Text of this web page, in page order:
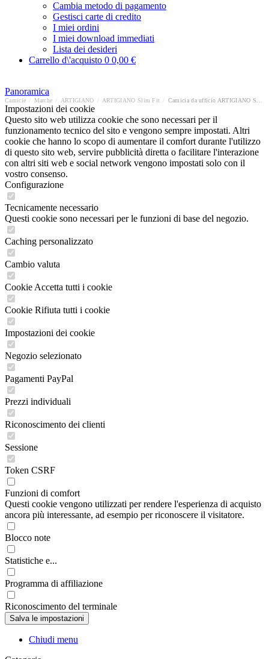
Cambia metodo di pagamento
Gestisci carte di credito
I miei ordini
I miei download immediati
Lista dei desideri
Carrello d\'acquisto 0 0,00 €
Panoramica
Camicie Marche ARTIGIANO ARTIGIANO Slim Fit
Impostazioni dei cookie
Questo sito web utilizza cookie che sono necessari per il
funzionamento tecnico del sito e vengono sempre impostati. Altri
cookie che hanno lo scopo di aumentare il comfort durante l'utilizzo
di questo sito web, servire pubblicità diretta o facilitare l'interazione
con altri siti web e social network vengono impostati solo con il
vostro consenso.
Configurazione
Tecnicamente necessario
Questi cookie sono necessari per le funzioni di base del negozio.
Caching personalizzato
Cambio valuta
Cookie Accetta tutti i cookie
Cookie Rifiuta tutti i cookie
Impostazioni dei cookie
Negozio selezionato
Pagamenti PayPal
Prezzi individuali
Riconoscimento dei clienti
Sessione
Token CSRF
Funzioni di comfort
Questi cookie vengono utilizzati per rendere l'esperienza di acquisto
ancora più interessante, ad esempio per riconoscere il visitatore.
Blocco note
Statistiche e...
Programma di affiliazione
Riconoscimento del terminale
Chiudi menu